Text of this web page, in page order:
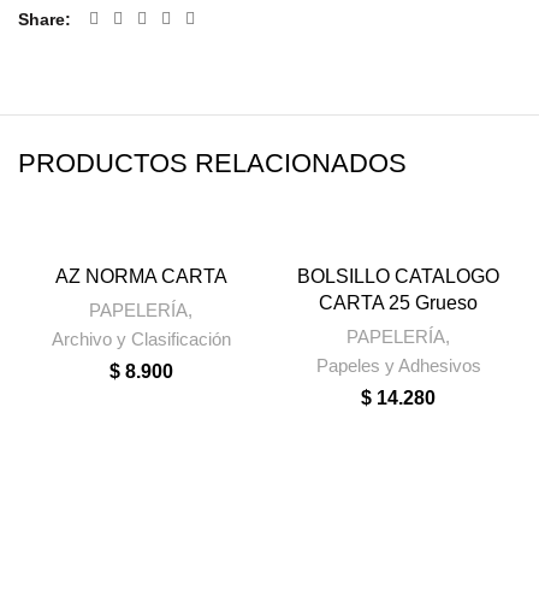
Share
PRODUCTOS RELACIONADOS
AZ NORMA CARTA
PAPELERÍA,
Archivo y Clasificación
$8.900
BOLSILLO CATALOGO
CARTA 25 Grueso
PAPELERÍA,
Papeles y Adhesivos
$ 14.280